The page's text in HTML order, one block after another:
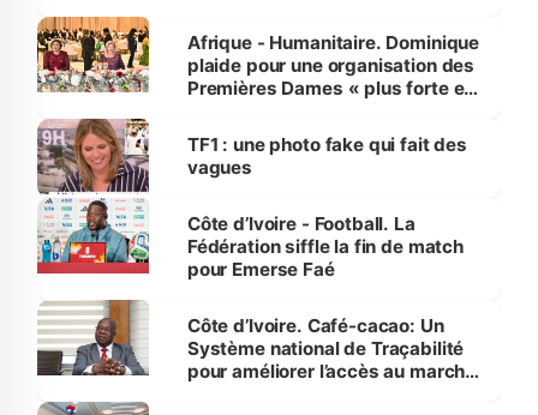
Afrique - Humanitaire. Dominique
plaide pour une organisation des
Premières Dames « plus forte et
sur la scène internationale »
TF1 : une photo fake qui fait des
vagues
Côte d’Ivoire - Football. La
Fédération siffle la fin de match
pour Emerse Faé
Côte d’Ivoire. Café-cacao: Un
Système national de Traçabilité
pour améliorer l’accès au marché